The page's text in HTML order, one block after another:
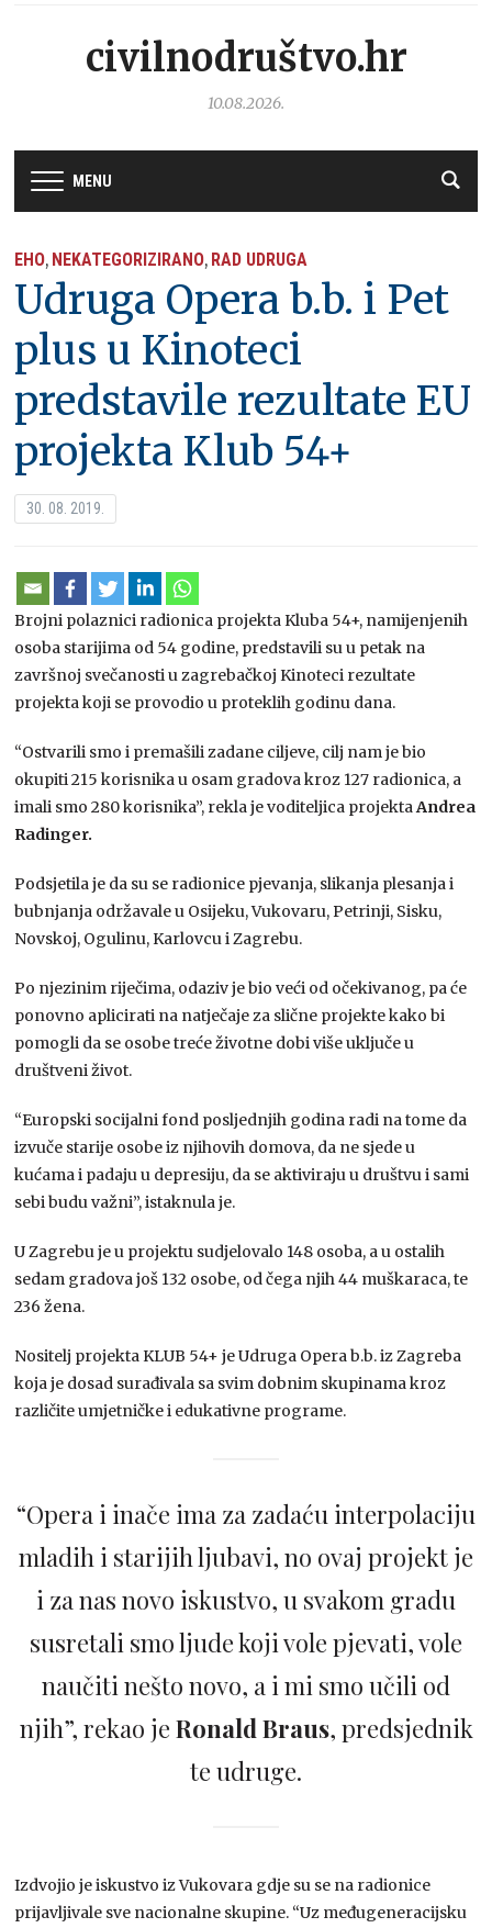
civilnodruštvo.hr
10.08.2026.
MENU
EHO, NEKATEGORIZIRANO, RAD UDRUGA
Udruga Opera b.b. i Pet
plus u Kinoteci
predstavile rezultate EU
projekta Klub 54+
30. 08. 2019.
Brojni polaznici radionica projekta Kluba 54+, namijenjenih
osoba starijima od 54 godine, predstavili su u petak na
završnoj svečanosti u zagrebačkoj Kinoteci rezultate
projekta koji se provodio u proteklih godinu dana.
“Ostvarili smo i premašili zadane ciljeve, cilj nam je bio
okupiti 215 korisnika u osam gradova kroz 127 radionica, a
imali smo 280 korisnika”, rekla je voditeljica projektaAndrea
Radinger.
Podsjetila je da su se radionice pjevanja, slikanja plesanja i
bubnjanja održavale u Osijeku, Vukovaru, Petrinji, Sisku,
Novskoj, Ogulinu, Karlovcu i Zagrebu.
Po njezinim riječima, odaziv je bio veći od očekivanog, pa će
ponovno aplicirati na natječaje za slične projekte kako bi
pomogli da se osobe treće životne dobi više uključe u
društveni život.
“Europski socijalni fond posljednjih godina radi na tome da
izvuče starije osobe iz njihovih domova, da ne sjede u
kućama i padaju u depresiju, da se aktiviraju u društvu i sami
sebi budu važni”, istaknula je.
U Zagrebu je u projektu sudjelovalo 148 osoba, a u ostalih
sedam gradova još 132 osobe, od čega njih 44 muškaraca, te
236 žena.
Nositelj projekta KLUB 54+ je Udruga Opera b.b. iz Zagreba
koja je dosad surađivala sa svim dobnim skupinama kroz
različite umjetničke i edukativne programe.
“Opera i inače ima za zadaću interpolaciju
mladih i starijih ljubavi, no ovaj projekt je
i za nas novo iskustvo, u svakom gradu
susretali smo ljude koji vole pjevati, vole
naučiti nešto novo, a i mi smo učili od
njih”, rekao je Ronald Braus, predsjednik
te udruge.
Izdvojio je iskustvo iz Vukovara gdje su se na radionice
prijavljivale sve nacionalne skupine. “Uz međugeneracijsku